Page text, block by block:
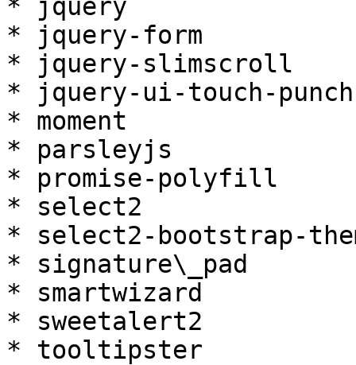
* jquery
* jquery-form
* jquery-slimscroll
* jquery-ui-touch-punch
* moment
* parsleyjs
* promise-polyfill
* select2
* select2-bootstrap-
* signature\_pad
* smartwizard
* sweetalert2
* tooltipster